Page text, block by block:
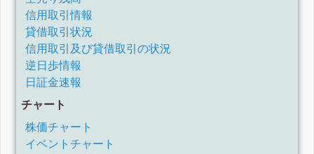
業績予想及び配当予想の修正に関するお知らせ
業績予想の修正に関するお知らせ
2023年3月期第3四半期決算短信〔日本基準〕(連結)
2023年3月期第2四半期決算短信〔日本基準〕(連結)
特別損失の計上及び第2四半期業績予想と実績との差異並び
に通期業績予想の修正に関するお知らせ
2023年3月期第1四半期決算短信〔日本基準〕(連結)
2022年3月期決算短信〔日本基準〕(連結)
2022年3月期第2四半期決算短信〔日本基準〕(連結)
2022年3月期第1四半期決算短信〔日本基準〕(連結)
信用取引情報
貸借取引状況
信用取引及び貸借取引の状況
逆日歩情報
日証金速報
チャート
株価チャート
イベントチャート